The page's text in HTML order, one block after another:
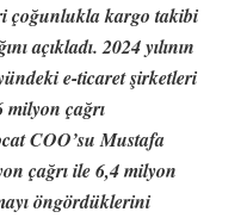
çoğunlukla kargo takibi
açıkladı. 2024 yılının
e-ticaret şirketleri
çağrı
COO’su Mustafa
çağrı ile 6,4 milyon
öngördüklerini